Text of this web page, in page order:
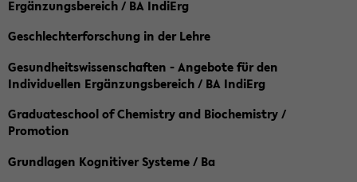
Ergänzungsbereich / BA IndiErg
Geschlechterforschung in der Lehre
Gesundheitswissenschaften - Angebote für den
Individuellen Ergänzungsbereich / BA IndiErg
Graduateschool of Chemistry and Biochemistry /
Promotion
Grundlagen Kognitiver Systeme / Ba